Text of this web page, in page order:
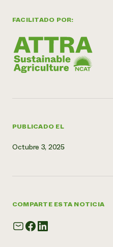
FACILITADO POR:
PUBLICADO EL
Octubre 3, 2025
COMPARTE ESTA NOTICIA